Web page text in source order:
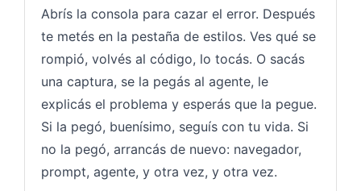
Abrís la consola para cazar el error. Después
te metés en la pestaña de estilos. Ves qué se
rompió, volvés al código, lo tocás. O sacás
una captura, se la pegás al agente, le
explicás el problema y esperás que la pegue.
Si la pegó, buenísimo, seguís con tu vida. Si
no la pegó, arrancás de nuevo: navegador,
prompt, agente, y otra vez, y otra vez.